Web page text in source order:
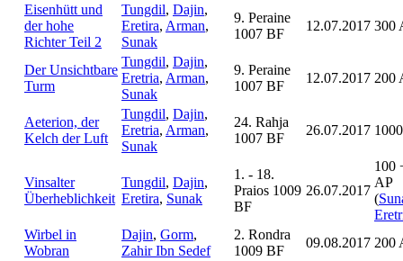
Eisenhütt und
der hohe
Richter Teil 2
Tungdil, Dajin,
Eretira, Arman,
Sunak
9. Peraine
1007 BF
12.07.2017 300
Der Unsichtbare
Turm
Tungdil, Dajin,
Eretria, Arman,
Sunak
9. Peraine
1007 BF
12.07.2017 200
Aeterion, der
Kelch der Luft
Tungdil, Dajin,
Eretria, Arman,
Sunak
24. Rahja
1007 BF
26.07.2017
Vinsalter
Überheblichkeit
Tungdil, Dajin,
Eretira, Sunak
1. - 18.
Praios 1009
BF
26.07.2017
100
AP
(
Wirbel in
Wobran
Dajin, Gorm,
Zahir Ibn Sedef
2. Rondra
1009 BF
09.08.2017 200